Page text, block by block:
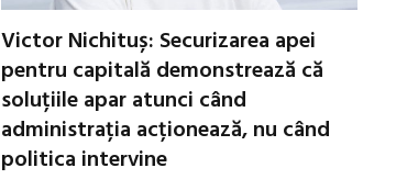
Victor Nichituș: Securizarea apei
pentru capitală demonstrează că
soluțiile apar atunci când
administrația acționează, nu când
politica intervine